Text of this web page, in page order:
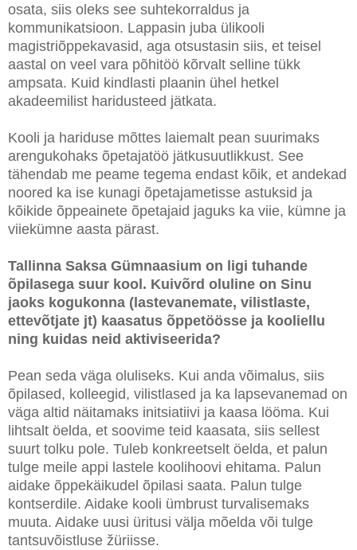
osata, siis oleks see suhtekorraldus ja
kommunikatsioon. Lappasin juba ülikooli
magistriõppekavasid, aga otsustasin siis, et teisel
aastal on veel vara põhitöö kõrvalt selline tükk
ampsata. Kuid kindlasti plaanin ühel hetkel
akadeemilist haridusteed jätkata.
Kooli ja hariduse mõttes laiemalt pean suurimaks
arengukohaks õpetajatöö jätkusuutlikkust. See
tähendab me peame tegema endast kõik, et andekad
noored ka ise kunagi õpetajametisse astuksid ja
kõikide õppeainete õpetajaid jaguks ka viie, kümne ja
viiekümne aasta pärast.
Tallinna Saksa Gümnaasium on ligi tuhande
õpilasega suur kool. Kuivõrd oluline on Sinu
jaoks kogukonna (lastevanemate, vilistlaste,
ettevõtjate jt) kaasatus õppetöösse ja kooliellu
ning kuidas neid aktiviseerida?
Pean seda väga oluliseks. Kui anda võimalus, siis
õpilased, kolleegid, vilistlased ja ka lapsevanemad on
väga altid näitamaks initsiatiivi ja kaasa lööma. Kui
lihtsalt öelda, et soovime teid kaasata, siis sellest
suurt tolku pole. Tuleb konkreetselt öelda, et palun
tulge meile appi lastele koolihoovi ehitama. Palun
aidake õppekäikudel õpilasi saata. Palun tulge
kontserdile. Aidake kooli ümbrust turvalisemaks
muuta. Aidake uusi üritusi välja mõelda või tulge
tantsuvõistluse žüriisse.